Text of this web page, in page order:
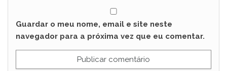
Guardar o meu nome, email e site neste
navegador para a próxima vez que eu comentar.